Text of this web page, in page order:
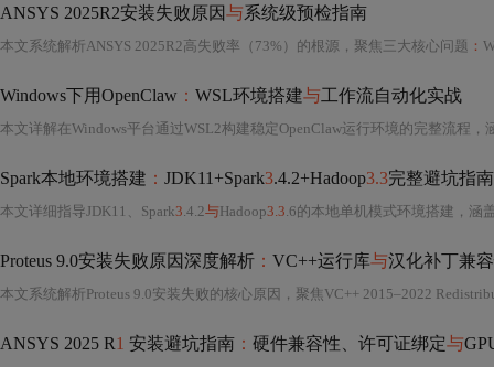
ANSYS 2025R2安装失败原因与系统级预检指南
本文系统解析ANSYS 2025R2高失败率（73%）的根源，聚焦三大核心问题 ：
Windows下用OpenClaw ： WSL环境搭建与工作流自动化实战
Spark本地环境搭建 ： JDK11+Spark3.4.2+Hadoop3.3完整避坑指南
本文详细指导JDK11、Spark3.4.2与Hadoop3.3.6的本地单机模式环境搭建，涵盖Temurin JDK选择、预编译Hadoop包识别、Python虚拟环境隔离、
Proteus 9.0安装失败原因深度解析 ： VC++运行库与汉化补丁兼
ANSYS 2025 R1 安装避坑指南 ： 硬件兼容性、许可证绑定与